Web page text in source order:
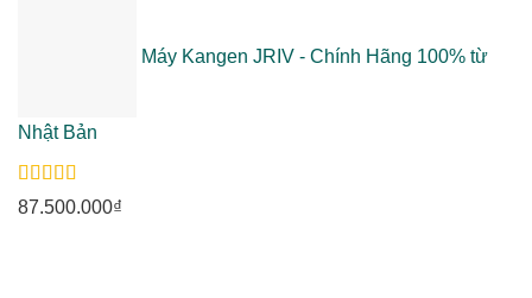
Máy Kangen JRIV - Chính Hãng 100% từ
Nhật Bản
Rated5.00
out of 5
87.500.000₫